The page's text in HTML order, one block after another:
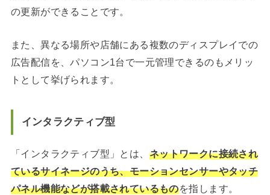
の更新ができることです。
また、異なる場所や店舗にある複数のディスプレイでの
広告配信を、パソコン1台で一元管理できるのもメリッ
トとして挙げられます。
インタラクティブ型
「インタラクティブ型」とは、 ネットワークに接続され
ているサイネージのうち、モーションセンサーやタッチ
パネル機能などが搭載されているものを指します。